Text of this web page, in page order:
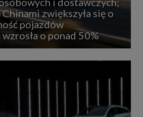
zwiększyła się o
pojazdów
o ponad 50%